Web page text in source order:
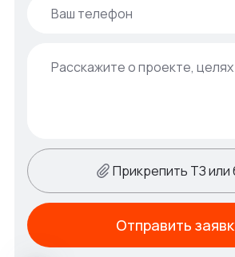
Прикрепить ТЗ или
Отправить